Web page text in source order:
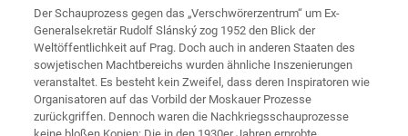
Der Schauprozess gegen das „Verschwörerzentrum“ um Ex-
Generalsekretär Rudolf Slánský zog 1952 den Blick der
Weltöffentlichkeit auf Prag. Doch auch in anderen Staaten des
sowjetischen Machtbereichs wurden ähnliche Inszenierungen
veranstaltet. Es besteht kein Zweifel, dass deren Inspiratoren wie
Organisatoren auf das Vorbild der Moskauer Prozesse
zurückgriffen. Dennoch waren die Nachkriegsschauprozesse